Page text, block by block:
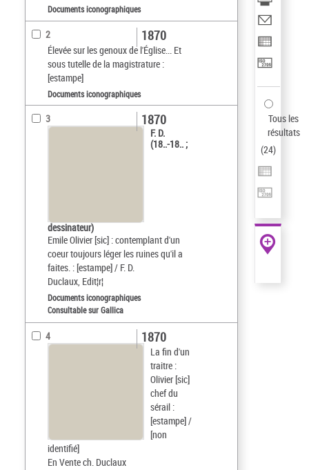
Documents iconographiques
2
Élevée sur les genoux de l'Église... Et
sous tutelle de la magistrature :
[estampe]
1870
Documents iconographiques
3
F. D.
(18..-18.. ;
dessinateur)
Emile Olivier [sic] : contemplant d'un
coeur toujours léger les ruines qu'il a
faites. : [estampe] / F. D.
Duclaux, Edit¦r¦
1870
Documents iconographiques
Consultable sur Gallica
4
La fin d'un
traitre :
Olivier [sic]
chef du
sérail :
[estampe] /
[non
identifié]
En Vente ch. Duclaux
1870
Tous les
résultats
(24)